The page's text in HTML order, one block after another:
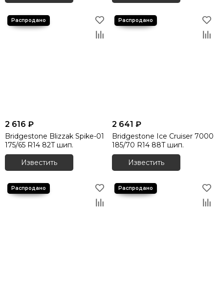
2 616 ₽
Bridgestone Blizzak Spike-01
175/65 R14 82T шип.
Известить
2 641 ₽
Bridgestone Ice Cruiser 7000
185/70 R14 88T шип.
Известить